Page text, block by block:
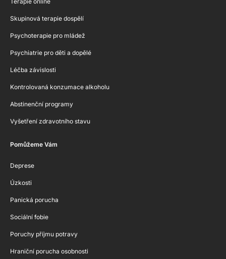
Skupinová terapie dospělí
Psychoterapie pro mládež
Psychiatrie pro děti a dopělé
Léčba závislosti
Kontrolovaná konzumace alkoholu
Abstinenční programy
Vyšetření zdravotního stavu
Pomůžeme Vám
Deprese
Úzkosti
Panická porucha
Sociální fobie
Poruchy příjmu potravy
Hraniční porucha osobnosti